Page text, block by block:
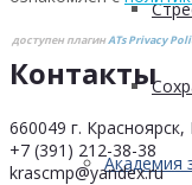
Академия
доступен плагинATs Privacy
Контакты
660049 г.
+7 (391) 212-38-38
krascmp@yandex.ru